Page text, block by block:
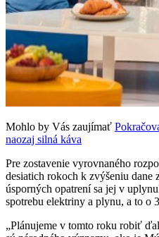
Mohlo by Vás zaujímať
naozaj silná káva
Pre zostavenie vyrovnaného
desiatich rokoch k zvýšeniu
úsporných opatrení sa jej v
spotrebu elektriny a plynu, a to o
„Plánujeme v tomto roku robiť